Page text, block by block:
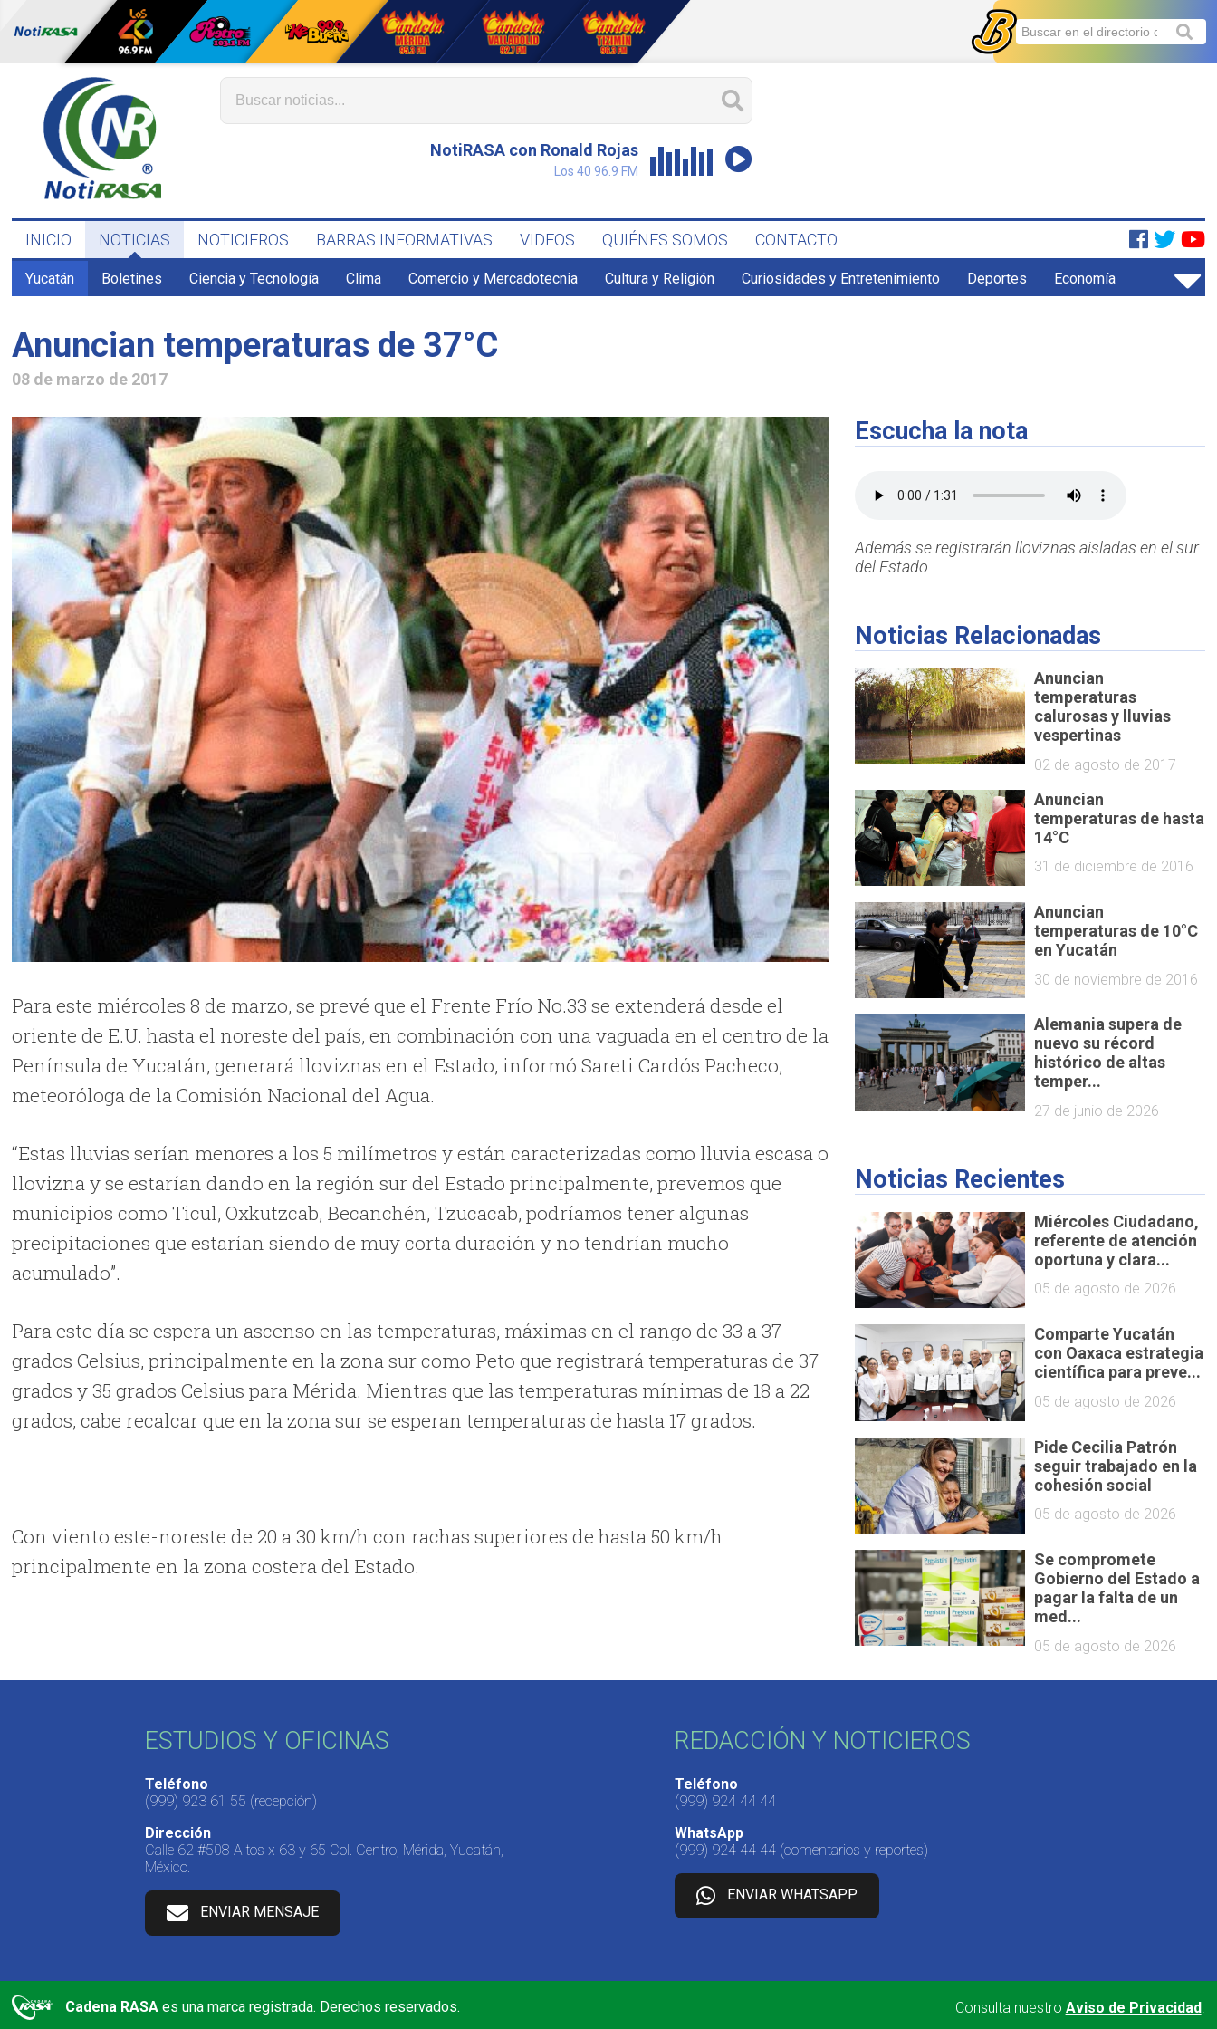
NotiRASA con Ronald Rojas
Los 40 96.9 FM
INICIO NOTICIAS NOTICIEROS BARRAS INFORMATIVAS VIDEOS QUIÉNES SOMOS CONTACTO
Yucatán Boletines Ciencia y Tecnología Clima Comercio y Mercadotecnia Cultura y Religión Curiosidades y Entretenimiento Deportes Economía
Anuncian temperaturas de 37°C
08 de marzo de 2017
Para este miércoles 8 de marzo, se prevé que el Frente Frío No.33 se extenderá desde el
oriente de E.U. hasta el noreste del país, en combinación con una vaguada en el centro de la
Península de Yucatán, generará lloviznas en el Estado, informó Sareti Cardós Pacheco,
meteoróloga de la Comisión Nacional del Agua.
“Estas lluvias serían menores a los 5 milímetros y están caracterizadas como lluvia escasa o
llovizna y se estarían dando en la región sur del Estado principalmente, prevemos que
municipios como Ticul, Oxkutzcab, Becanchén, Tzucacab, podríamos tener algunas
precipitaciones que estarían siendo de muy corta duración y no tendrían mucho
acumulado”.
Para este día se espera un ascenso en las temperaturas, máximas en el rango de 33 a 37
grados Celsius, principalmente en la zona sur como Peto que registrará temperaturas de 37
grados y 35 grados Celsius para Mérida. Mientras que las temperaturas mínimas de 18 a 22
grados, cabe recalcar que en la zona sur se esperan temperaturas de hasta 17 grados.
Con viento este-noreste de 20 a 30 km/h con rachas superiores de hasta 50 km/h
principalmente en la zona costera del Estado.
Escucha la nota
Además se registrarán lloviznas aisladas en el sur
del Estado
Noticias Relacionadas
Anuncian
temperaturas
calurosas y lluvias
vespertinas
02 de agosto de 2017
Anuncian
temperaturas de hasta
14°C
31 de diciembre de 2016
Anuncian
temperaturas de 10°C
en Yucatán
30 de noviembre de 2016
Alemania supera de
nuevo su récord
histórico de altas
temper...
27 de junio de 2026
Noticias Recientes
Miércoles Ciudadano,
referente de atención
oportuna y clara...
05 de agosto de 2026
Comparte Yucatán
con Oaxaca estrategia
científica para preve...
05 de agosto de 2026
Pide Cecilia Patrón
seguir trabajado en la
cohesión social
05 de agosto de 2026
Se compromete
Gobierno del Estado a
pagar la falta de un
med...
05 de agosto de 2026
ESTUDIOS Y OFICINAS
Teléfono
(999) 923 61 55 (recepción)
Dirección
Calle 62 #508 Altos x 63 y 65 Col. Centro, Mérida, Yucatán,
México.
ENVIAR MENSAJE
REDACCIÓN Y NOTICIEROS
Teléfono
(999) 924 44 44
WhatsApp
(999) 924 44 44 (comentarios y reportes)
ENVIAR WHATSAPP
Cadena RASA es una marca registrada. Derechos reservados. Consulta nuestro Aviso de Privacidad.